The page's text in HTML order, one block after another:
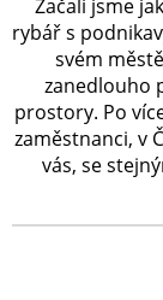
Začali jsme
rybář s
svém
zanedlouho
prostory. Po
zaměstnanci, v
vás, se